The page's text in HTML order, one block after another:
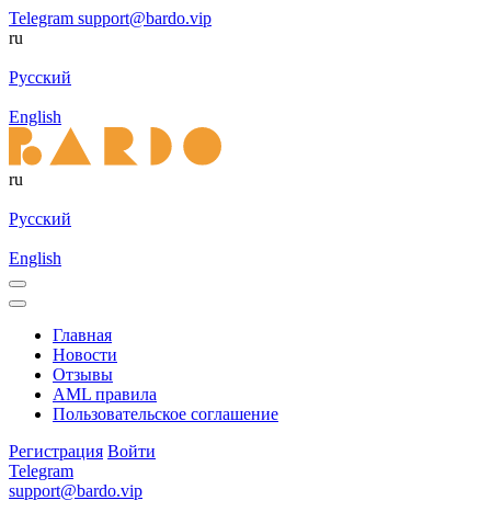
Telegram support@bardo.vip
ru
Русский
English
ru
Русский
English
Главная
Новости
Отзывы
AML правила
Пользовательское соглашение
Регистрация Войти
Telegram
support@bardo.vip